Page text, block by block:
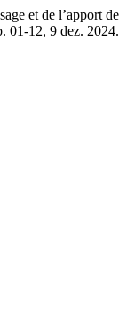
et de l’apport
01-12, 9 dez. 2024.